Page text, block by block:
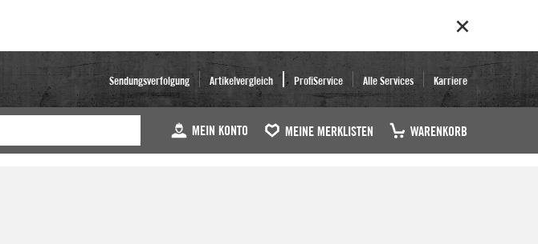
Sendungsverfolgung Artikelvergleich ProfiService Alle Services Karriere
MEIN KONTO MEINE MERKLISTEN WARENKORB